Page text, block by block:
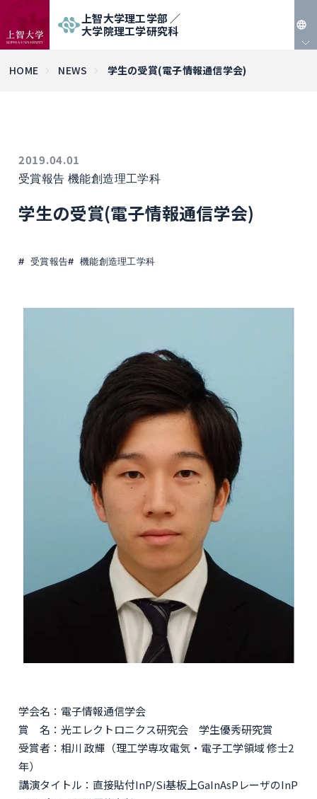
上智大学理工学部 ／
大学院理工学研究科
HOME NEWS 学生の受賞(電子情報通信学会)
2019.04.01
受賞報告 機能創造理工学科
学生の受賞(電子情報通信学会)
受賞報告 機能創造理工学科
学会名：電子情報通信学会
賞 名：光エレクトロニクス研究会 学生優秀研究賞
受賞者：相川 政輝（理工学専攻電気・電子工学領域 修士2
年）
講演タイトル：直接貼付InP/Si基板上GaInAsPレーザのInP